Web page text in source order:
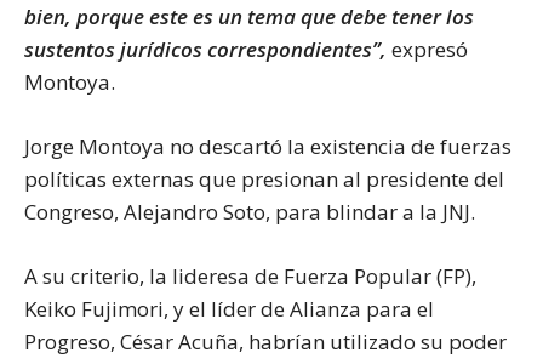
bien, porque este es un tema que debe tener los
sustentos jurídicos correspondientes”, expresó
Montoya.
Jorge Montoya no descartó la existencia de fuerzas
políticas externas que presionan al presidente del
Congreso, Alejandro Soto, para blindar a la JNJ.
A su criterio, la lideresa de Fuerza Popular (FP),
Keiko Fujimori, y el líder de Alianza para el
Progreso, César Acuña, habrían utilizado su poder